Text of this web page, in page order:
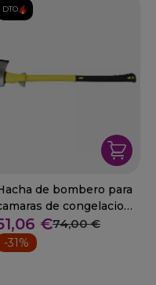
DTO.
de bombero para
de congelacion
042004
€74,00 €
-31%